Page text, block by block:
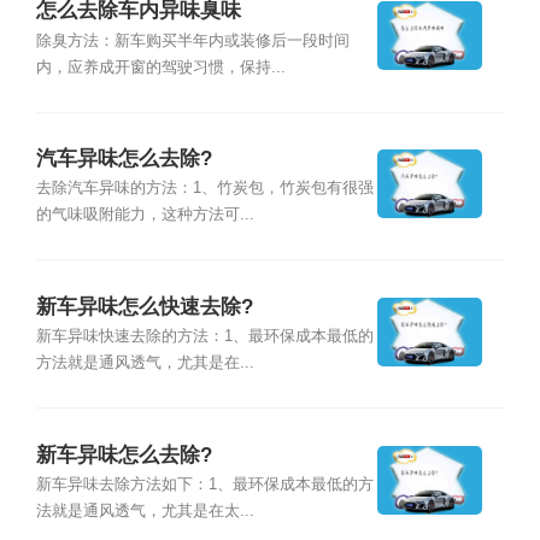
怎么去除车内异味臭味
除臭方法：新车购买半年内或装修后一段时间
内，应养成开窗的驾驶习惯，保持...
汽车异味怎么去除?
去除汽车异味的方法：1、竹炭包，竹炭包有很强
的气味吸附能力，这种方法可...
新车异味怎么快速去除?
新车异味快速去除的方法：1、最环保成本最低的
方法就是通风透气，尤其是在...
新车异味怎么去除?
新车异味去除方法如下：1、最环保成本最低的方
法就是通风透气，尤其是在太...